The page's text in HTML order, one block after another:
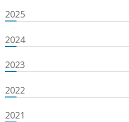
2025
2024
2023
2022
2021